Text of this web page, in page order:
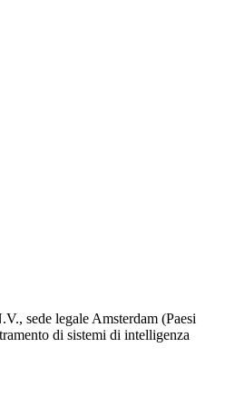
sede legale Amsterdam (Paesi
di sistemi di intelligenza